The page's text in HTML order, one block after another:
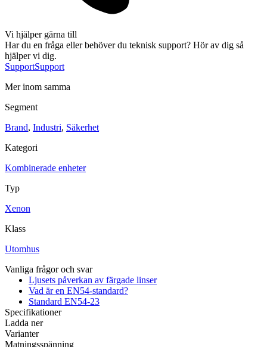
Kombinerade enheter Larmsystem
Industri
Sirener Kombinerade enheter
Ex-klassade
Kombinerade enheter
Detektorer
Larmklockor
Tillbehör
Övrigt
TillbehörLED-indikatorer
Larmkommunikation
Vi hjälper gärna till
Har du en fråga eller behöver du teknisk support? Hör av dig så
hjälper vi dig.
SupportSupport
Mer inom samma
Segment
Brand, Industri, Säkerhet
Kategori
Kombinerade enheter
Typ
Xenon
Klass
Utomhus
Vanliga frågor och svar
Ljusets påverkan av färgade linser
Vad är en EN54-standard?
Standard EN54-23
Specifikationer
Ladda ner
Varianter
Matningsspänning